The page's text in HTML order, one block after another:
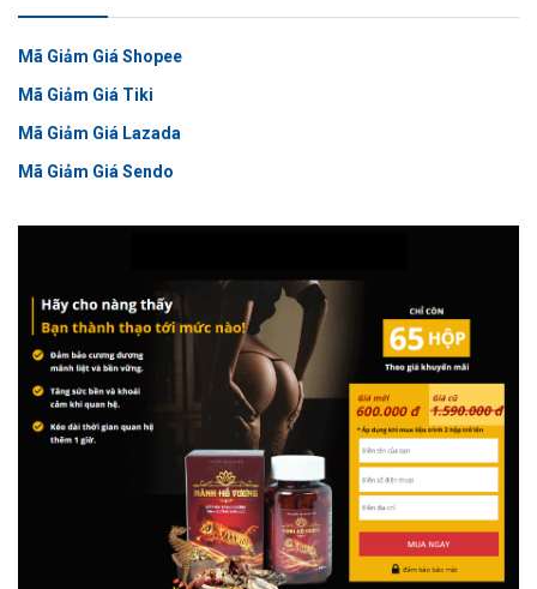
Mã Giảm Giá Shopee
Mã Giảm Giá Tiki
Mã Giảm Giá Lazada
Mã Giảm Giá Sendo